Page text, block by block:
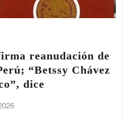
reanudación de
“Betssy Chávez
dice